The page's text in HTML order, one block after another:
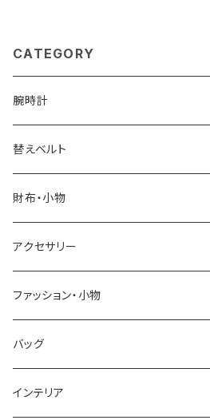
CATEGORY
腕時計
ELGIN
SALVATORE MARRA
CASIO
GRANDEUR
COGU
GAGA MILANO
替えベルト
COACH
DANIEL WELLINGTON
LACOSTE
DIESEL
MICHAEL KORS
財布・小物
SONNE
DUCT
TRANSNUMBER
SAAMA HOMME
アクセサリー
GUCCI
TIFFANY&CO
FOLLI FOLLIE
ファッション・小物
DAKS
栃木レザー
バッグ
MANHATTAN PORTAGE
インテリア